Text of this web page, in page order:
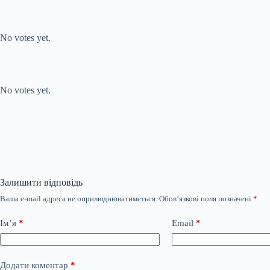
No votes yet.
No votes yet.
Залишити відповідь
Ваша e-mail адреса не оприлюднюватиметься. Обов’язкові поля позначені *
Ім’я * Email *
Додати коментар *